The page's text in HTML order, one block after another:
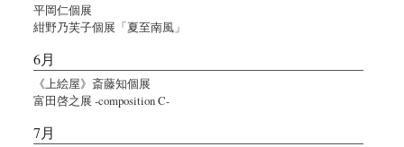
平岡仁個展
紺野乃芙子個展「夏至南風」
6月
《上絵屋》斎藤知個展
富田啓之展 -composition C-
7月